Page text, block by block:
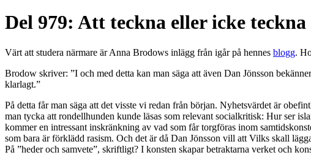
Del 979: Att teckna eller icke teckna
Värt att studera närmare är Anna Brodows inlägg från igår på hennes blogg.
Brodow skriver: ”I och med detta kan man säga att även Dan Jönsson
klarlagt.”
På detta får man säga att det visste vi redan från början. Nyhetsvärdet är
man tycka att rondellhunden kunde läsas som relevant socialkritisk: Hur ser
kommer en intressant inskränkning av vad som får torgföras inom
som bara är förklädd rasism. Och det är då Dan Jönsson vill att Vilks skall
På ”heder och samvete”, skriftligt? I konsten skapar betraktarna verket och